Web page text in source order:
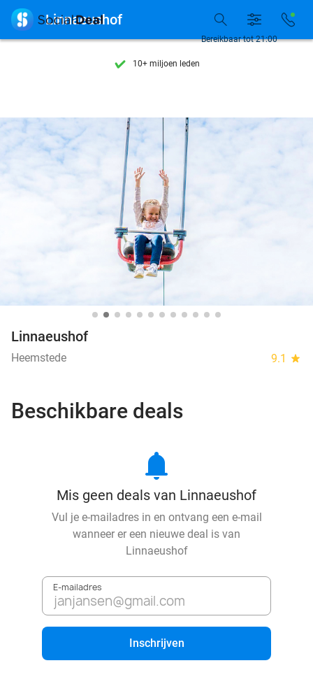
7 dagen per week beschikbaar
10+ miljoen leden
7 dagen per week beschikbaar
10+ miljoen leden
Bereikbaar tot 21:00
 Linnaeushof
Linnaeushof
Heemstede 9.1 star
Beschikbare deals
notifications
Mis geen deals van Linnaeushof
Vul je e-mailadres in en ontvang een e-mail
wanneer er een nieuwe deal is van
Linnaeushof
E-mailadres
Inschrijven